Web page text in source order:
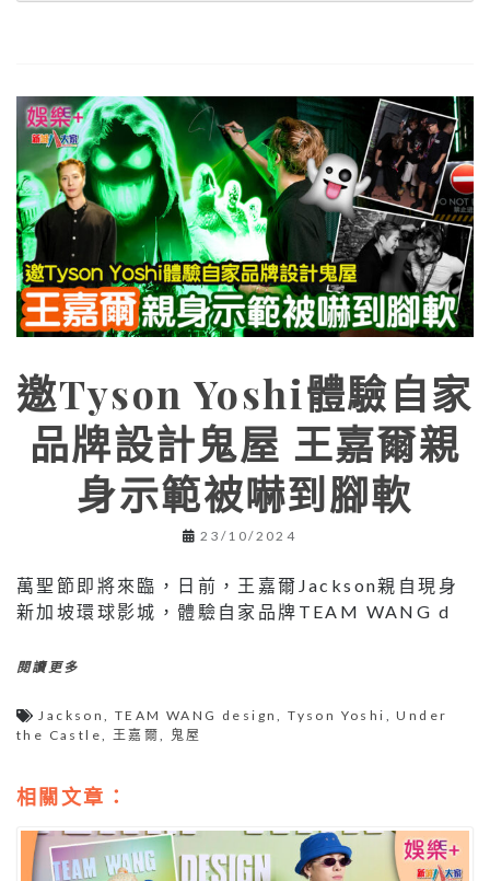
邀Tyson Yoshi體驗自家
品牌設計鬼屋 王嘉爾親
身示範被嚇到腳軟
23/10/2024
萬聖節即將來臨，日前，王嘉爾Jackson親自現身
新加坡環球影城，體驗自家品牌TEAM WANG d
閱讀更多
Jackson ,TEAM WANG design ,Tyson Yoshi ,Under
the Castle
王嘉爾 鬼屋
相關文章：